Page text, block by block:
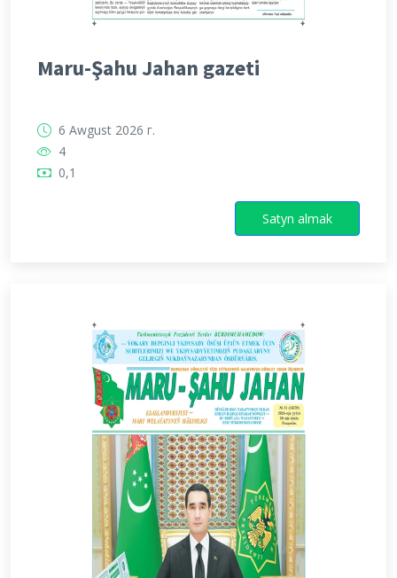
Maru-Şahu Jahan gazeti
6 Awgust 2026 г.
4
0,1
Satyn almak